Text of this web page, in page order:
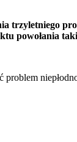
powołania